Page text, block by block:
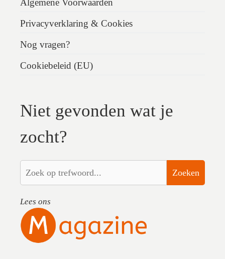
Algemene Voorwaarden
Privacyverklaring & Cookies
Nog vragen?
Cookiebeleid (EU)
Niet gevonden wat je
zocht?
Zoeken
Lees ons